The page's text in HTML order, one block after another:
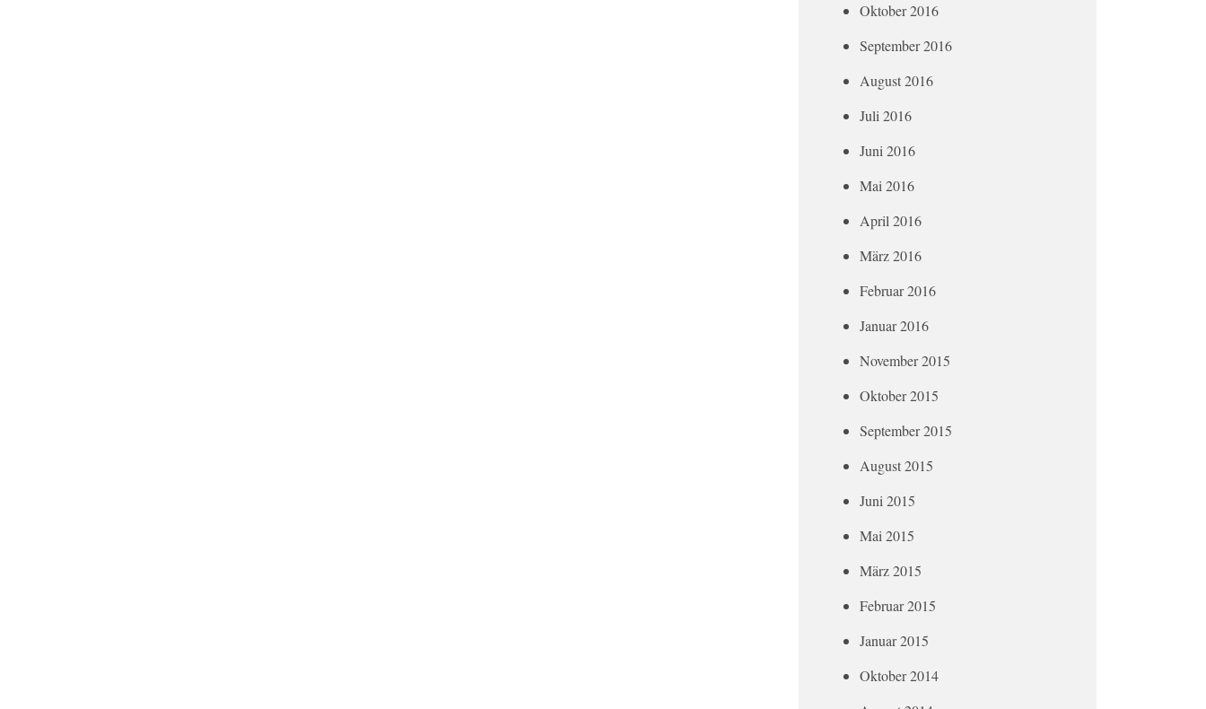
Oktober 2016
September 2016
August 2016
Juli 2016
Juni 2016
Mai 2016
April 2016
März 2016
Februar 2016
Januar 2016
November 2015
Oktober 2015
September 2015
August 2015
Juni 2015
Mai 2015
März 2015
Februar 2015
Januar 2015
Oktober 2014